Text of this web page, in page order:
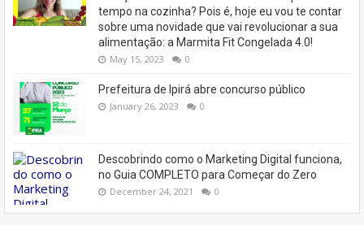
tempo na cozinha? Pois é, hoje eu vou te contar
sobre uma novidade que vai revolucionar a sua
alimentação: a Marmita Fit Congelada 4.0!
May 15, 2023 0
Prefeitura de Ipirá abre concurso público
January 26, 2023 0
Descobrindo como o Marketing Digital funciona,
no Guia COMPLETO para Começar do Zero
December 24, 2021 0